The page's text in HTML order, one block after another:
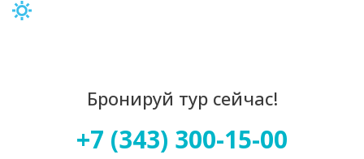
Бронируй тур сейчас!
+7 (343) 300-15-00